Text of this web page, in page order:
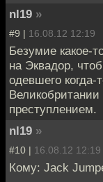
nl19 »
#9 | 16.08.12 12:19
Безумие какое-
на Эквадор,
одевшего когда-
преступлением.
nl19 »
#10 | 16.08.12 12:19
Кому: Jack